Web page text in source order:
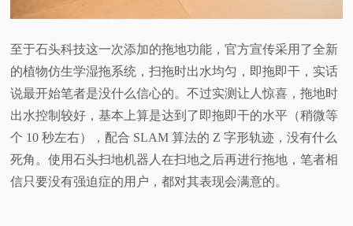
至于石头科技这一次添加的拖地功能，官方宣传采用了全新
的植物仿生学湿拖系统，扫拖时出水均匀，即拖即干，实话
说最开始笔者是没什么信心的。不过实测让人惊喜，拖地时
出水控制较好，基本上算是达到了即拖即干的水平（稍微等
个 10 秒左右），配合 SLAM 算法的 Z 字形轨迹，没有什么
死角。使用石头扫地机器人在扫地之后再进行拖地，笔者相
信只要没有强迫症的用户，都对其表现会满意的。